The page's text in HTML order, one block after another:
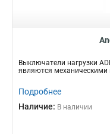
Выключатели нагрузки
являются механическими
Подробнее
Наличие: В наличии